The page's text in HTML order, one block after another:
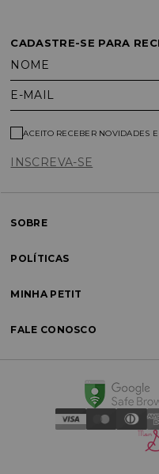
CADASTRE-SE PARA
NOME
E-MAIL
INSCREVA-SE
ACEITO RECEBER NOVIDADES
SOBRE
POLÍTICAS
MINHA PETIT
FALE CONOSCO